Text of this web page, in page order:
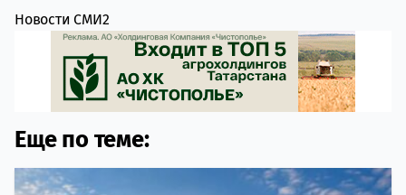
Новости СМИ2
Еще по теме: